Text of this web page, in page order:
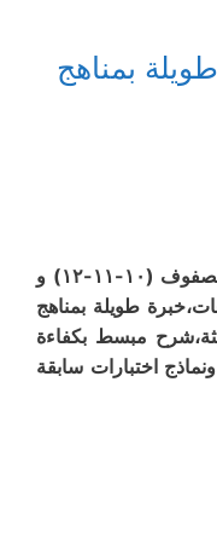
بمناهج
مدرس لغة عربية تربوي متخصص للصفوف (١٠-١١-١٢) و
طويلة بمناهج
مبسط بكفاءة
اختبارات سابقة